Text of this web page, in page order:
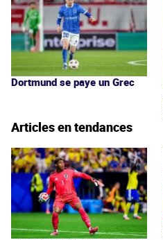
Dortmund se paye un Grec
Articles en tendances